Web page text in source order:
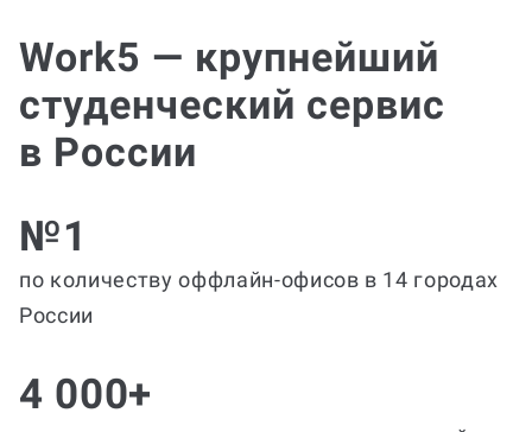
Work5 — крупнейший
студенческий сервис
в России
№1
по количеству оффлайн-офисов в 14 городах
России
4 000+